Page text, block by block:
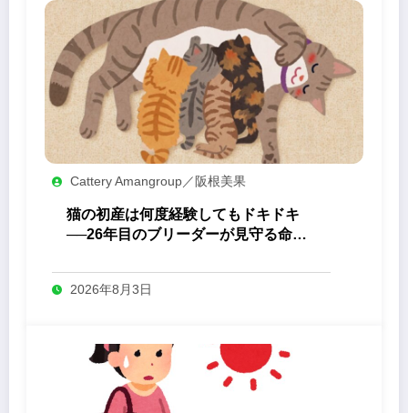
Cattery Amangroup／阪根美果
猫の初産は何度経験してもドキドキ
──26年目のブリーダーが見守る命の
2026年8月3日